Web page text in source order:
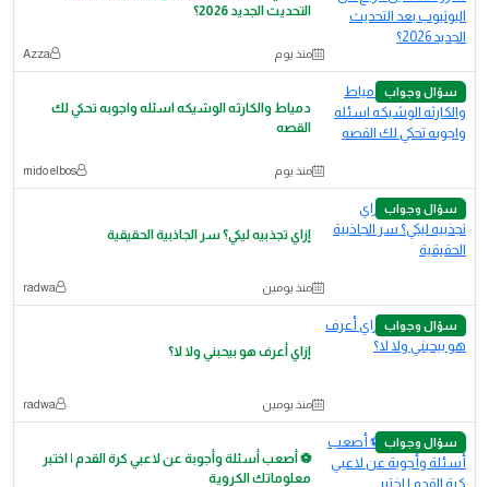
التحديث الجديد 2026؟
منذ يوم Azza
سؤال وجواب
دمياط والكارثه الوشيكه اسئله واجوبه تحكي لك
القصه
منذ يوم mido elbos
سؤال وجواب
إزاي تجذبيه ليكي؟ سر الجاذبية الحقيقية
منذ يومين radwa
سؤال وجواب
إزاي أعرف هو بيحبني ولا لا؟
منذ يومين radwa
سؤال وجواب
⚽ أصعب أسئلة وأجوبة عن لاعبي كرة القدم | اختبر
معلوماتك الكروية